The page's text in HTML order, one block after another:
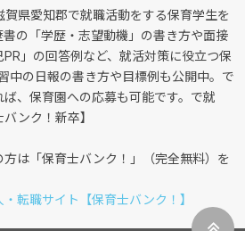
県愛知郡で就職活動をする保育学生を
の「学歴・志望動機」の書き方や面接
」の回答例など、就活対策に役立つ保
中の日報の書き方や目標例も公開中。で
、保育園への応募も可能です。で就
ンク！新卒】
は「保育士バンク！」（完全無料）を
転職サイト【保育士バンク！】